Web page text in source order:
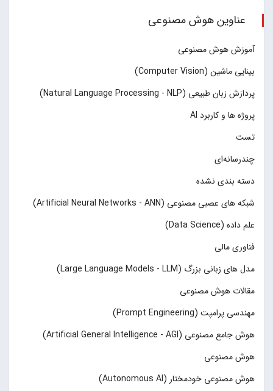
عناوین هوش مصنوعی
آموزش هوش مصنوعی
بینایی ماشین (Computer Vision)
پردازش زبان طبیعی (Natural Language Processing - NLP)
پروژه ها و کاربرد AI
تست
چند‌‌رسانه‌ای
دسته بندی نشده
شبکه های عصبی مصنوعی (Artificial Neural Networks - ANN)
علم داده (Data Science)
فناوری مالی
مدل های زبانی بزرگ (Large Language Models - LLM)
مقالات هوش مصنوعی
مهندسی پرامپت (Prompt Engineering)
هوش جامع مصنوعی (Artificial General Intelligence - AGI)
هوش مصنوعی
هوش مصنوعی خودمختار (Autonomous AI)